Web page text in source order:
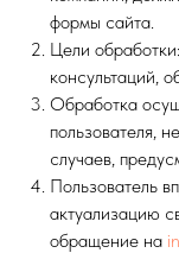
формы сайта.
Цели
консультаций,
Обработка
пользователя,
случаев,
Пользователь
актуализацию
обращение на